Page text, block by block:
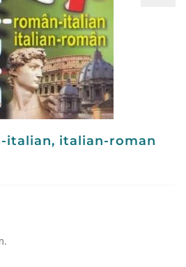
italian, italian-roman